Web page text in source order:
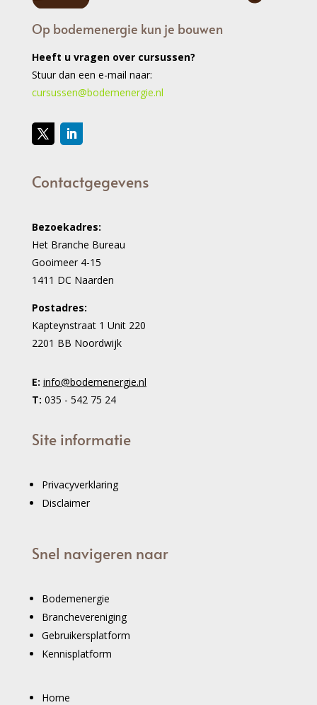
Op bodemenergie kun je bouwen
Heeft u vragen over cursussen?
Stuur dan een e-mail naar:
cursussen@bodemenergie.nl
Contactgegevens
Bezoekadres:
Het Branche Bureau
Gooimeer 4-15
1411 DC Naarden
Postadres:
Kapteynstraat 1 Unit 220
2201 BB Noordwijk
E: info@bodemenergie.nl
T: 035 - 542 75 24
Site informatie
Privacyverklaring
Disclaimer
Snel navigeren naar
Bodemenergie
Branchevereniging
Gebruikersplatform
Kennisplatform
Home